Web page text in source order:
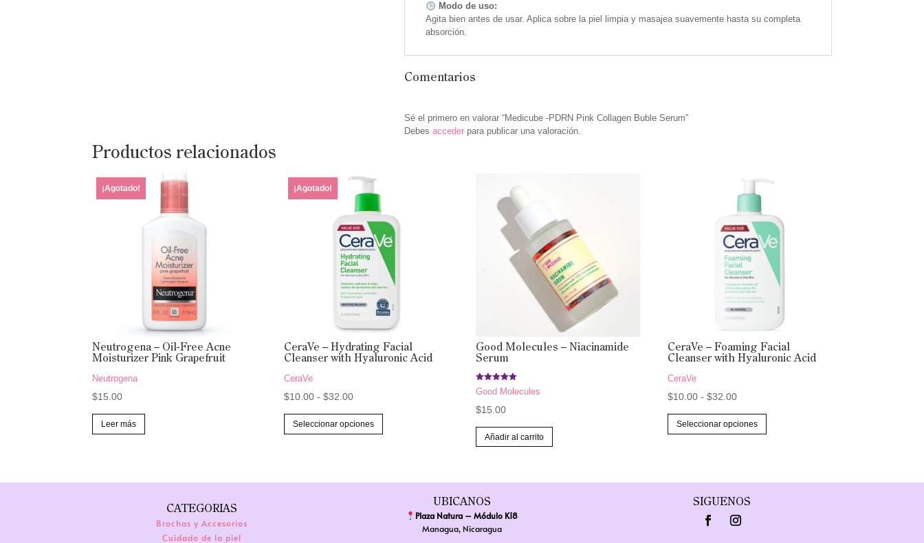
Modo de uso:
Agita bien antes de usar. Aplica sobre la piel limpia y masajea suavemente hasta su completa
absorción.
Comentarios
Sé el primero en valorar “Medicube -PDRN Pink Collagen Buble Serum”
Debesacceder para publicar una valoración.
Productos relacionados
¡Agotado!
Neutrogena – Oil-Free Acne
Moisturizer Pink Grapefruit
Neutrogena
$15.00
Leer más
¡Agotado!
CeraVe – Hydrating Facial
Cleanser with Hyaluronic Acid
CeraVe
$10.00 - $32.00Rango
de
precios:
hasta
Seleccionar opciones
Este
variantes.
opciones
Good Molecules – Niacinamide
Serum
Valorado
con
de 5
Good Molecules
$15.00
Añadir al carrito
CeraVe – Foaming Facial
Cleanser with Hyaluronic Acid
CeraVe
$10.00 - $32.00Rango
de
precios:
hasta
$32.00
Seleccionar opciones
Este
variantes.
CATEGORIAS
Brochas y Accesorios
Cuidado de la piel
UBICANOS
Plaza Natura – Módulo K18
Managua, Nicaragua
SIGUENOS